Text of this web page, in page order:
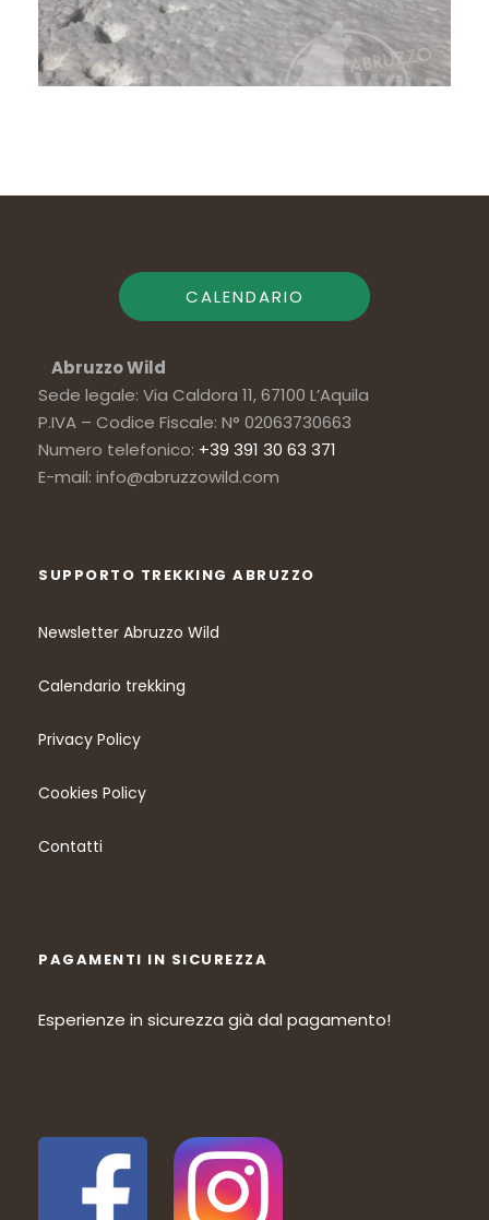
CALENDARIO
Abruzzo Wild
Sede legale: Via Caldora 11, 67100 L’Aquila
P.IVA – Codice Fiscale: N° 02063730663
Numero telefonico: +39 391 30 63 371
E-mail: info@abruzzowild.com
SUPPORTO TREKKING ABRUZZO
Newsletter Abruzzo Wild
Calendario trekking
Privacy Policy
Cookies Policy
Contatti
PAGAMENTI IN SICUREZZA
Esperienze in sicurezza già dal pagamento!